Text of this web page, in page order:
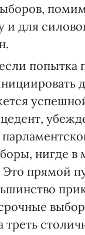
и для
попытка
нигде в
прямой
треть